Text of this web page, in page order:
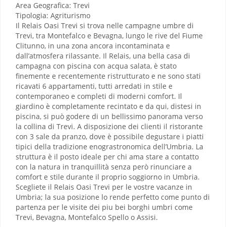
Area Geografica: Trevi
Tipologia: Agriturismo
Il Relais Oasi Trevi si trova nelle campagne umbre di
Trevi, tra Montefalco e Bevagna, lungo le rive del Fiume
Clitunno, in una zona ancora incontaminata e
dall’atmosfera rilassante. Il Relais, una bella casa di
campagna con piscina con acqua salata, è stato
finemente e recentemente ristrutturato e ne sono stati
ricavati 6 appartamenti, tutti arredati in stile e
contemporaneo e completi di moderni comfort. Il
giardino è completamente recintato e da qui, distesi in
piscina, si può godere di un bellissimo panorama verso
la collina di Trevi. A disposizione dei clienti il ristorante
con 3 sale da pranzo, dove è possibile degustare i piatti
tipici della tradizione enograstronomica dell’Umbria. La
struttura è il posto ideale per chi ama stare a contatto
con la natura in tranquillità senza però rinunciare a
comfort e stile durante il proprio soggiorno in Umbria.
Scegliete il Relais Oasi Trevi per le vostre vacanze in
Umbria; la sua posizione lo rende perfetto come punto di
partenza per le visite dei piu bei borghi umbri come
Trevi, Bevagna, Montefalco Spello o Assisi.